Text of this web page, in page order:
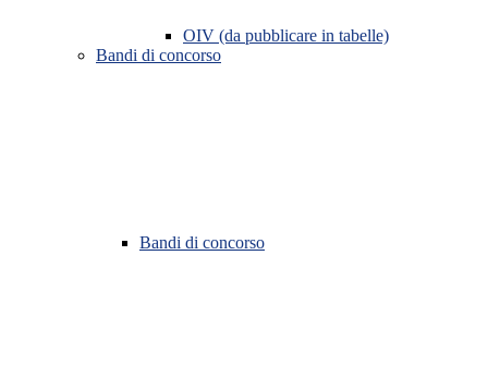
OIV (da pubblicare in tabelle)
Bandi di concorso
Bandi di concorso